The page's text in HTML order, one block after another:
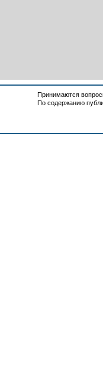
Принимаются
По содержанию